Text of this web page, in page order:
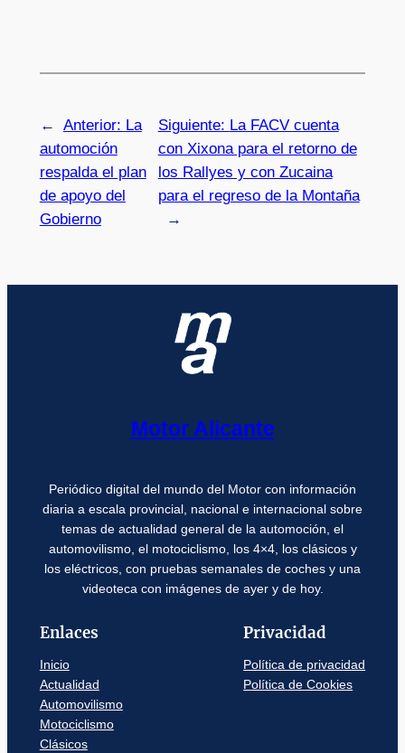
← Anterior: La
automoción
respalda el plan
de apoyo del
Gobierno
Siguiente: La FACV cuenta
con Xixona para el retorno de
los Rallyes y con Zucaina
para el regreso de la Montaña
→
Motor Alicante
Periódico digital del mundo del Motor con información
diaria a escala provincial, nacional e internacional sobre
temas de actualidad general de la automoción, el
automovilismo, el motociclismo, los 4×4, los clásicos y
los eléctricos, con pruebas semanales de coches y una
videoteca con imágenes de ayer y de hoy.
Enlaces
Inicio
Actualidad
Automovilismo
Motociclismo
Clásicos
Privacidad
Política de privacidad
Política de Cookies